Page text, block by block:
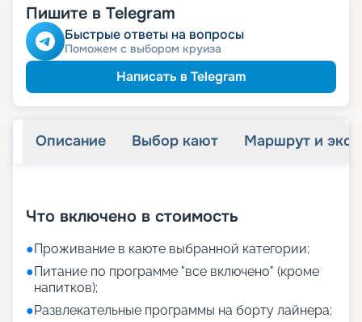
Пишите в Telegram
Быстрые ответы на вопросы
Поможем с выбором круиза
Написать в Telegram
Описание Выбор кают Маршрут и
Что включено в стоимость
●Проживание в каюте выбранной категории;
●Питание по программе "все включено" (кроме
напитков);
●Развлекательные программы на борту лайнера;